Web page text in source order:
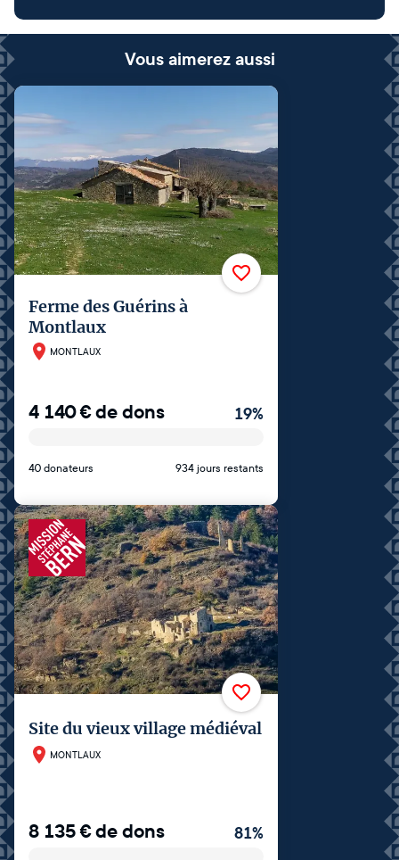
Vous aimerez aussi
Ferme des Guérins à
Montlaux
MONTLAUX
4 140€de dons 19%
40 donateurs 934 jours restants
Site du vieux village médiéval
MONTLAUX
8 135€de dons 81%